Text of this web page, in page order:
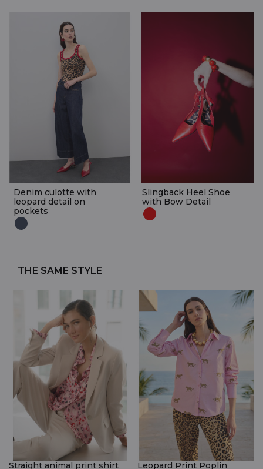
Denim culotte with
leopard detail on
pockets
Slingback Heel Shoe
with Bow Detail
THE SAME STYLE
Straight animal print shirt Leopard Print Poplin